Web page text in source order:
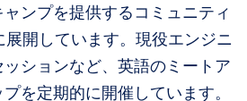
ンプを提供するコミュニティ
開しています。現役エンジニ
ションなど、英語のミートア
を定期的に開催しています。